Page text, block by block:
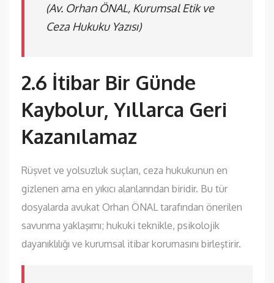
(Av. Orhan ÖNAL, Kurumsal Etik ve
Ceza Hukuku Yazısı)
2.6 İtibar Bir Günde
Kaybolur, Yıllarca Geri
Kazanılamaz
Rüşvet ve yolsuzluk suçları, ceza hukukunun en
gizlenen ama en yıkıcı alanlarından biridir. Bu tür
dosyalarda avukat Orhan ÖNAL tarafından önerilen
savunma yaklaşımı; hukuki teknikle, psikolojik
dayanıklılığı ve kurumsal itibar korumasını birleştirir.